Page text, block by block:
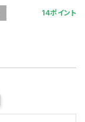
14ポイント